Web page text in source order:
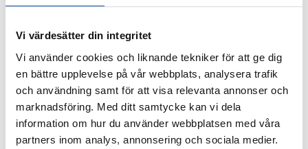
Vi värdesätter din integritet
Vi använder cookies och liknande tekniker för att ge dig
en bättre upplevelse på vår webbplats, analysera trafik
och användning samt för att visa relevanta annonser och
marknadsföring. Med ditt samtycke kan vi dela
information om hur du använder webbplatsen med våra
partners inom analys, annonsering och sociala medier.
Liknande artiklar